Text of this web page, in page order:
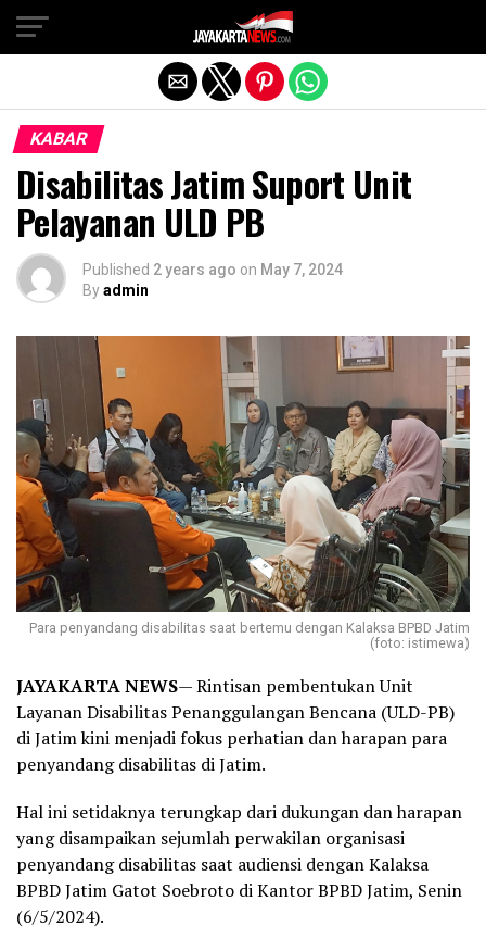
KABAR
Disabilitas Jatim Suport Unit
Pelayanan ULD PB
Published 2 years ago on May 7, 2024
Byadmin
Para penyandang disabilitas saat bertemu dengan Kalaksa BPBD Jatim
(foto: istimewa)
JAYAKARTA NEWS— Rintisan pembentukan Unit
Layanan Disabilitas Penanggulangan Bencana (ULD-PB)
di Jatim kini menjadi fokus perhatian dan harapan para
penyandang disabilitas di Jatim.
Hal ini setidaknya terungkap dari dukungan dan harapan
yang disampaikan sejumlah perwakilan organisasi
penyandang disabilitas saat audiensi dengan Kalaksa
BPBD Jatim Gatot Soebroto di Kantor BPBD Jatim, Senin
(6/5/2024).
Exit mobile version